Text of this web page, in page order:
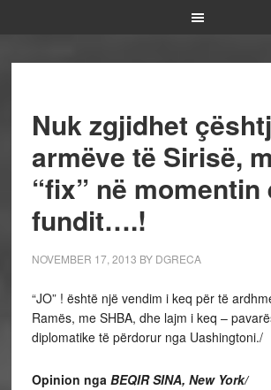
Nuk zgjidhet
armëve të Sirisë,
“fix” në momentin
fundit….!
NOVEMBER 17, 2013 BY DGRECA
“JO” ! është një vendim i keq për të
Ramës, me SHBA, dhe lajm i keq –
diplomatike të përdorur nga Uashingtoni./
Opinion nga BEQIR SINA, New York/